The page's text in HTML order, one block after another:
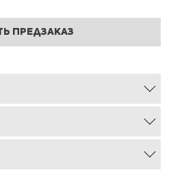
ПРЕДЗАКАЗ